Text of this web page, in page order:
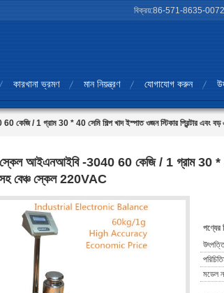
বিক্রয়:86-571-8635-0072
কারখানা ভ্রমণ মান নিয়ন্ত্রণ যোগাযোগ করুন
কেজি / 1 গ্রাম 30 * 40 সেমি শিল্প খাদ ইস্পাত ওজন স্টিকার প্রিন্টার এবং
স্কেল আইএনআইবি -3040 60 কেজি / 1 গ্রাম 30 *
বেঞ্চ স্কেল 220VAC
পণ্যের
মডেল